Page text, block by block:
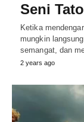
Seni Tato
Ketika
mungkin
semangat, dan
2 years ago